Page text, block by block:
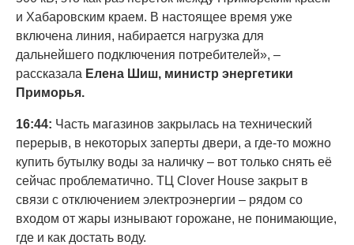
и Хабаровским краем. В настоящее время уже
включена линия, набирается нагрузка для
дальнейшего подключения потребителей», –
рассказала Елена Шиш, министр энергетики
Приморья.
16:44: Часть магазинов закрылась на технический
перерыв, в некоторых заперты двери, а где-то можно
купить бутылку воды за наличку – вот только снять её
сейчас проблематично. ТЦ Clover House закрыт в
связи с отключением электроэнергии – рядом со
входом от жары изнывают горожане, не понимающие,
где и как достать воду.